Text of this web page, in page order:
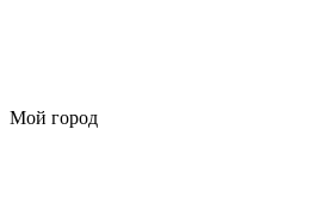
Мой город